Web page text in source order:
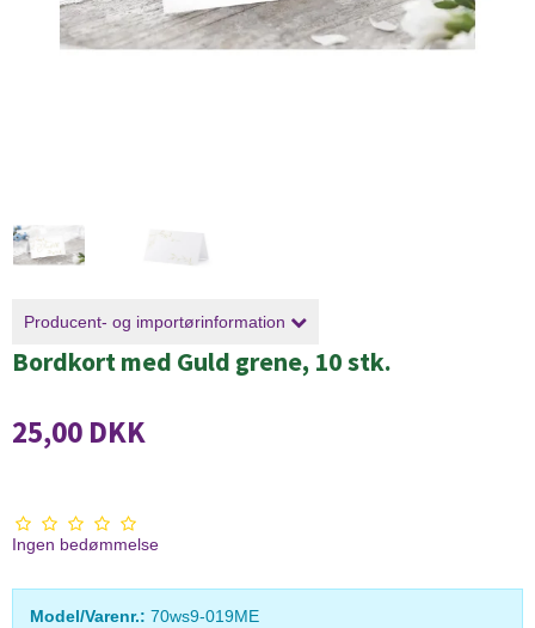
Producent- og importørinformation
Bordkort med Guld grene, 10 stk.
25,00 DKK
Ingen bedømmelse
Model/Varenr.: 70ws9-019ME